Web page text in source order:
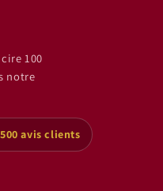
100
notre
avis clients